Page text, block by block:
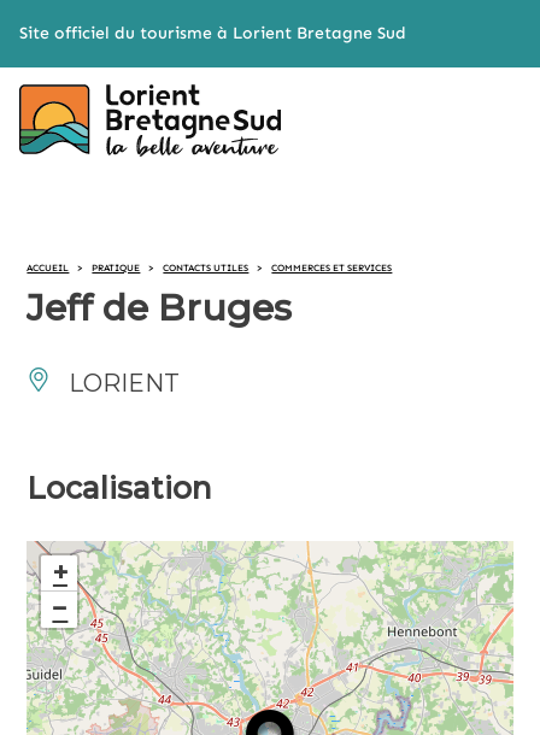
Site officiel du tourisme à Lorient Bretagne Sud
ACCUEIL > PRATIQUE > CONTACTS UTILES > COMMERCES ET SERVICES
Jeff de Bruges
LORIENT
Localisation
+
−